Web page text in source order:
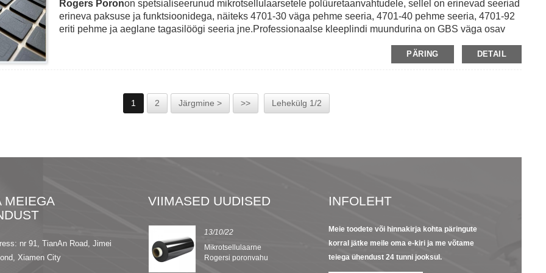
Rogers Poronon spetsialiseerunud mikrotsellulaarsetele polüuretaanvahtudele, sellel on erinevad seeriad
erineva paksuse ja funktsioonidega, näiteks 4701-30 väga pehme seeria, 4701-40 pehme seeria, 4701-92
eriti pehme ja aeglane tagasilöögi seeria jne.Professionaalse kleeplindi muundurina on GBS väga osav
topeltkattega teip, seejärel aidata kliendil lõigata erineva kujuga kujundust, et see vastaks erinevatele
PÄRING DETAIL
1 2 Järgmine > >> Lehekülg 1/2
MEIEGA
nr 91, TianAn Road, Jimei
Xiamen City
VIIMASED UUDISED
8 Nomexi
isolatsioonipaberi
13/10/22
Mikrotsellulaarne
Rogersi poronvahu
23/09/22
Kapton Polyimi
lühitutvustus...
INFOLEHT
Meie toodete või hinnakirja kohta päringute
korral jätke meile oma e-kiri ja me võtame
teiega ühendust 24 tunni jooksul.